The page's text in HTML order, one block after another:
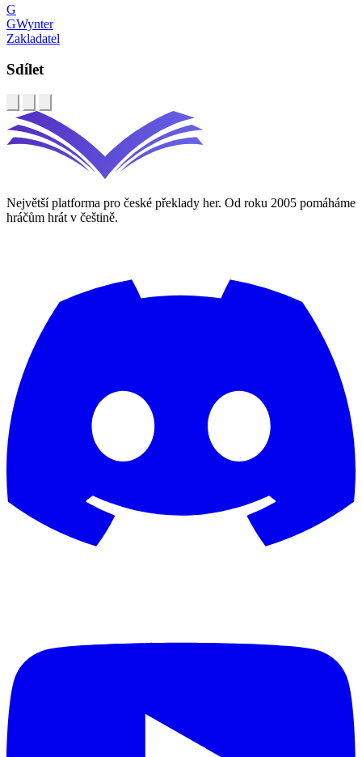
G
GWynter
Zakladatel
Sdílet
Největší platforma pro české překlady her. Od roku 2005 pomáháme
hráčům hrát v češtině.